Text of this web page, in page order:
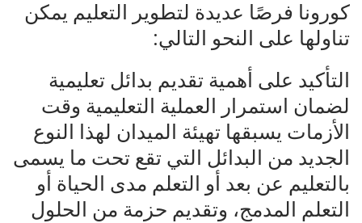
كورونا فرصًا عديدة لتطوير التعليم يمكن
تناولها على النحو التالي:
التأكيد على أهمية تقديم بدائل تعليمية
لضمان استمرار العملية التعليمية وقت
الأزمات يسبقها تهيئة الميدان لهذا النوع
الجديد من البدائل التي تقع تحت ما يسمى
بالتعليم عن بعد أو التعلم مدى الحياة أو
التعلم المدمج، وتقديم حزمة من الحلول